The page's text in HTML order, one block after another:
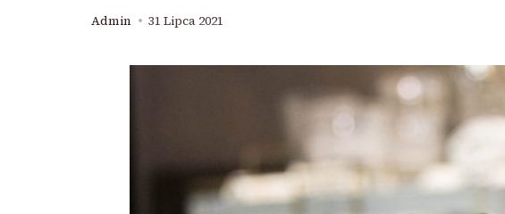
Admin 31 Lipca 2021